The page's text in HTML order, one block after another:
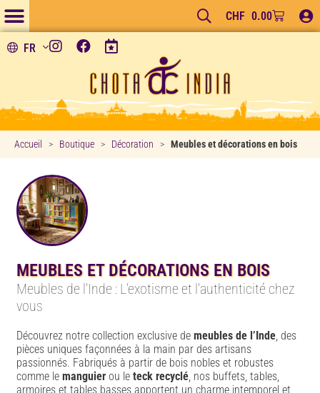
CHF 0.00
FR
Accueil > Boutique > Décoration > Meubles et décorations en bois
MEUBLES ET DÉCORATIONS EN BOIS
Meubles de l’Inde : L’exotisme et l’authenticité chez
vous
Découvrez notre collection exclusive demeubles de l’Inde , des
pièces uniques façonnées à la main par des artisans
passionnés. Fabriqués à partir de bois nobles et robustes
comme lemanguier ou leteck recyclé , nos buffets, tables,
armoires et tables basses apportent un charme intemporel et